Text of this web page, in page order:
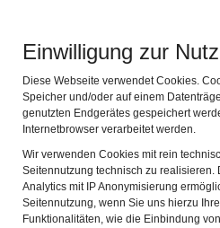
Einwilligung zur
Diese Webseite verwendet Cookies.
Speicher und/oder auf einem
genutzten Endgerätes gespeichert
Internetbrowser verarbeitet werden.
Wir verwenden Cookies mit rein
Seitennutzung technisch zu realisieren.
Analytics mit IP Anonymisierung
Seitennutzung, wenn Sie uns hierzu
Funktionalitäten, wie die Einbindung
„ALOIS NIEDERALT, MDB
ein bedeutender